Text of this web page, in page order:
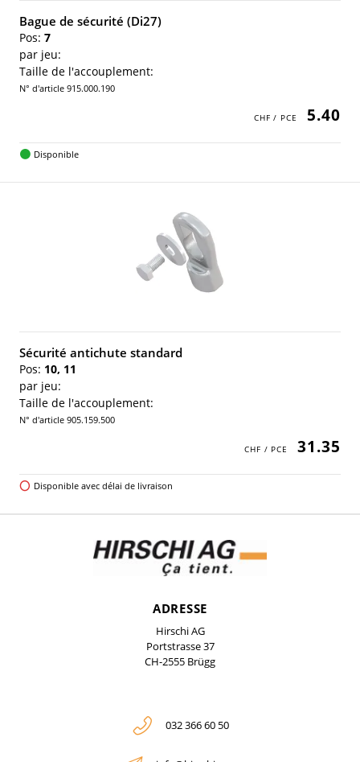
Bague de sécurité (Di27)
Pos: 7
par jeu:
Taille de l'accouplement:
N° d'article 915.000.190
5.40
Disponible
Sécurité antichute standard
Pos: 10, 11
par jeu:
Taille de l'accouplement:
N° d'article 905.159.500
31.35
Disponible avec délai de livraison
ADRESSE
Hirschi AG
Portstrasse 37
CH-2555 Brügg
032 366 60 50